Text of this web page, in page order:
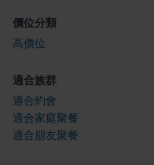
價位分類
高價位
適合族群
適合約會
適合家庭聚餐
適合朋友聚餐